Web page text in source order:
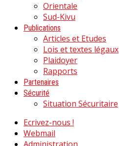
Orientale
Sud-Kivu
Publications
Articles et Etudes
Lois et textes légaux
Plaidoyer
Rapports
Partenaires
Sécurité
Situation Sécuritaire
Ecrivez-nous !
Webmail